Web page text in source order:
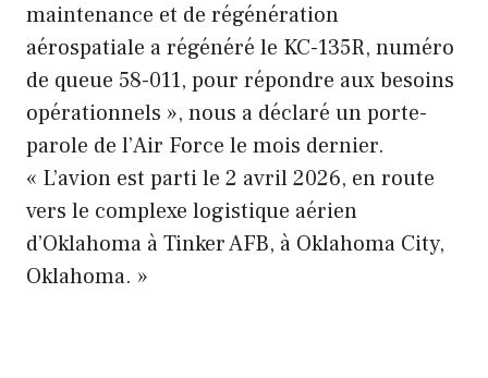
maintenance et de régénération
aérospatiale a régénéré le KC-135R, numéro
de queue 58-011, pour répondre aux besoins
opérationnels », nous a déclaré un porte-
parole de l’Air Force le mois dernier.
« L’avion est parti le 2 avril 2026, en route
vers le complexe logistique aérien
d’Oklahoma à Tinker AFB, à Oklahoma City,
Oklahoma. »